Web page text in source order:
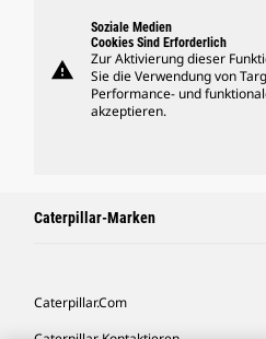
warning
Soziale Medien
Cookies Sind Erforderlich
Zur Aktivierung dieser
Sie die Verwendung von
Performance- und
akzeptieren.
Caterpillar-Marken
Caterpillar.com